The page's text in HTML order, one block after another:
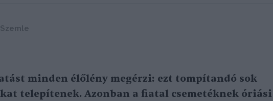
minden élőlény megérzi: ezt tompítandó sok
telepítenek. Azonban a fiatal csemetéknek óriási